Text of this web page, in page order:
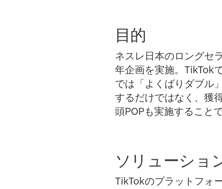
目的
ネスレ日本のロングセ
年企画を実施。TikTok
では「よくばりダブル
するだけではなく、獲
頭POPも実施すること
ソリューショ
TikTokのプラットフォ